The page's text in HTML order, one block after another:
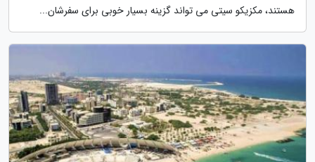
هستند، مکزیکو سیتی می تواند گزینه بسیار خوبی برای سفرشان...